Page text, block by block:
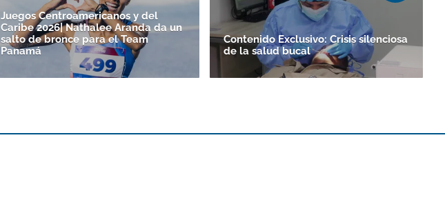
Juegos Centroamericanos y del
Caribe 2026| Nathalee Aranda da un
salto de bronce para el Team
Panamá
Contenido Exclusivo: Crisis silenciosa
de la salud bucal